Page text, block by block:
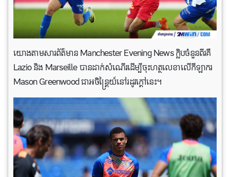
យោងតាមសារព័ត៌មាន Manchester Evening News ក្លិបចំនួនពីរគឺ
Lazio និង Marseille បានដាក់សំណើរដើម្បីចុះហត្ថលេខាលើកីឡាករ
Mason Greenwood ជាអចិន្ត្រៃយ៍នៅរដូវក្តៅនេះ។